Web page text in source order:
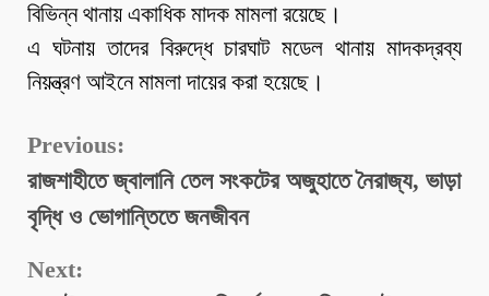
বিভিন্ন থানায় একাধিক মাদক মামলা রয়েছে।
এ ঘটনায় তাদের বিরুদ্ধে চারঘাট মডেল থানায় মাদকদ্রব্য
নিয়ন্ত্রণ আইনে মামলা দায়ের করা হয়েছে।
Continue
Reading
Previous:
রাজশাহীতে জ্বালানি তেল সংকটের অজুহাতে নৈরাজ্য, ভাড়া
বৃদ্ধি ও ভোগান্তিতে জনজীবন
Next: